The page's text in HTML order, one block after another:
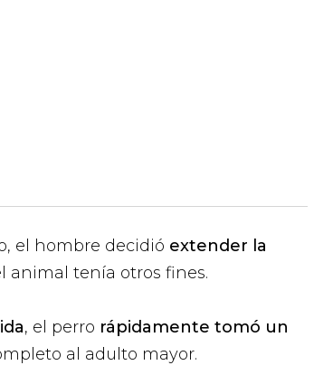
el hombre decidió extender la
animal tenía otros fines.
, el perro rápidamente tomó un
al adulto mayor.